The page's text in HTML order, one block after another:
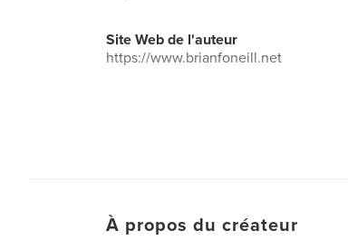
Site Web de l'auteur
https://www.brianfoneill.net
À propos du créateur